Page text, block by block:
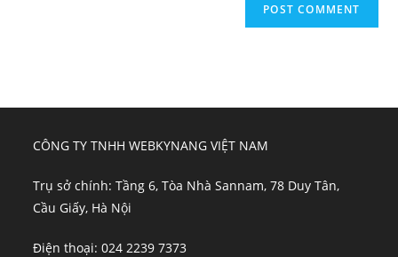
CÔNG TY TNHH WEBKYNANG VIỆT NAM
Trụ sở chính: Tầng 6, Tòa Nhà Sannam, 78 Duy Tân,
Cầu Giấy, Hà Nội
Điện thoại: 024 2239 7373